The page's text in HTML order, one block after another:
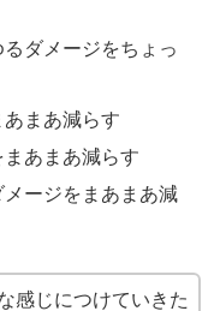
ダメージをちょっ
まあ減らす
あまあ減らす
ージをまあまあ減
感じにつけていきた